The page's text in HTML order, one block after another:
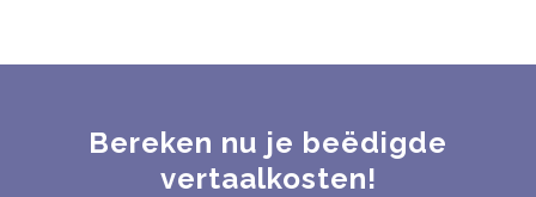
Bereken nu je beëdigde
vertaalkosten!